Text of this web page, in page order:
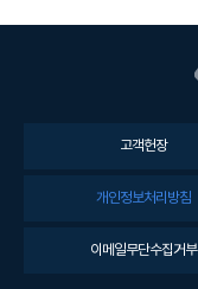
고객헌장
개인정보처리방침
이메일무단수집거부